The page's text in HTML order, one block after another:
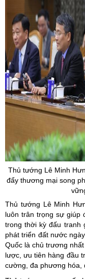
Thủ tướng Lê Minh
đẩy thương mại song
Thủ tướng Lê Minh
luôn trân trọng sự giúp
trong thời kỳ đấu tranh
phát triển đất nước
Quốc là chủ trương
lược, ưu tiên hàng đầu
cường, đa phương hóa,